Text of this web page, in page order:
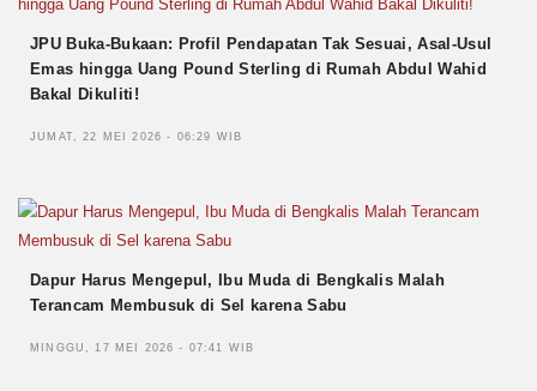
JPU Buka-Bukaan: Profil Pendapatan Tak Sesuai, Asal-Usul
Emas hingga Uang Pound Sterling di Rumah Abdul Wahid
Bakal Dikuliti!
JUMAT, 22 MEI 2026 - 06:29 WIB
Dapur Harus Mengepul, Ibu Muda di Bengkalis Malah
Terancam Membusuk di Sel karena Sabu
MINGGU, 17 MEI 2026 - 07:41 WIB